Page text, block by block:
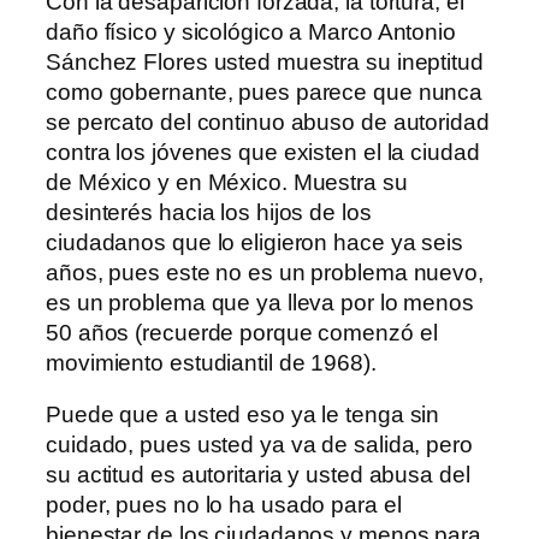
daño físico y sicológico a Marco Antonio
Sánchez Flores usted muestra su ineptitud
como gobernante, pues parece que nunca
se percato del continuo abuso de autoridad
contra los jóvenes que existen el la ciudad
de México y en México. Muestra su
desinterés hacia los hijos de los
ciudadanos que lo eligieron hace ya seis
años, pues este no es un problema nuevo,
es un problema que ya lleva por lo menos
50 años (recuerde porque comenzó el
movimiento estudiantil de 1968).
Puede que a usted eso ya le tenga sin
cuidado, pues usted ya va de salida, pero
su actitud es autoritaria y usted abusa del
poder, pues no lo ha usado para el